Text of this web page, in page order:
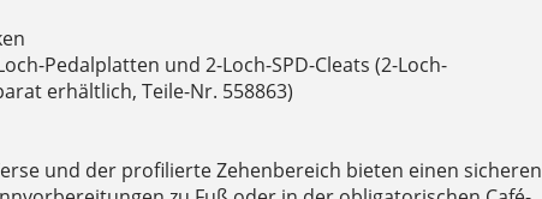
Pedalplatten und 2-Loch-SPD-Cleats (2-Loch-
erhältlich, Teile-Nr. 558863)
und der profilierte Zehenbereich bieten einen sicheren